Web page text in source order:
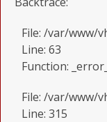
File: /var/www/
Line: 63
Function:
File: /var/www/
Line: 315